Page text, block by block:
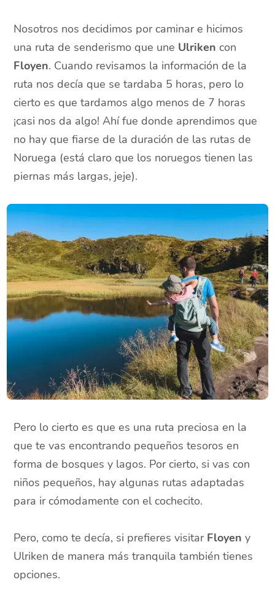
Nosotros nos decidimos por caminar e hicimos
una ruta de senderismo que une Ulriken con
Floyen. Cuando revisamos la información de la
ruta nos decía que se tardaba 5 horas, pero lo
cierto es que tardamos algo menos de 7 horas
¡casi nos da algo! Ahí fue donde aprendimos que
no hay que fiarse de la duración de las rutas de
Noruega (está claro que los noruegos tienen las
piernas más largas, jeje).
Pero lo cierto es que es una ruta preciosa en la
que te vas encontrando pequeños tesoros en
forma de bosques y lagos. Por cierto, si vas con
niños pequeños, hay algunas rutas adaptadas
para ir cómodamente con el cochecito.
Pero, como te decía, si prefieres visitar Floyen y
Ulriken de manera más tranquila también tienes
opciones.